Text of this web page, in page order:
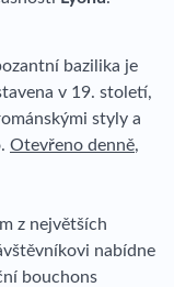
bazilika je
v 19. století,
styly a
Otevřeno denně,
z největších
nabídne
bouchons